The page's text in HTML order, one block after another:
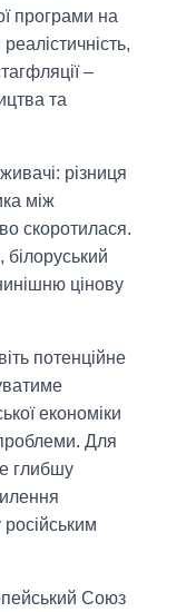
програми на
–
та
різниця
між
скоротилася.
цінову
потенційне
економіки
Для
глибшу
російським
Союз